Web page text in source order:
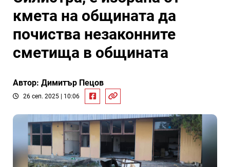
кмета на общината да
почиства незаконните
сметища в общината
Автор: Димитър Пецов
26 сеп. 2025 | 10:06